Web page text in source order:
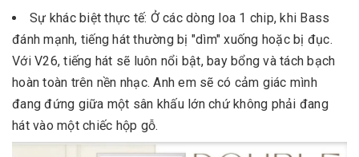
Sự khác biệt thực tế: Ở các dòng loa 1 chip, khi Bass
đánh mạnh, tiếng hát thường bị "dìm" xuống hoặc bị đục.
Với V26, tiếng hát sẽ luôn nổi bật, bay bổng và tách bạch
hoàn toàn trên nền nhạc. Anh em sẽ có cảm giác mình
đang đứng giữa một sân khấu lớn chứ không phải đang
hát vào một chiếc hộp gỗ.